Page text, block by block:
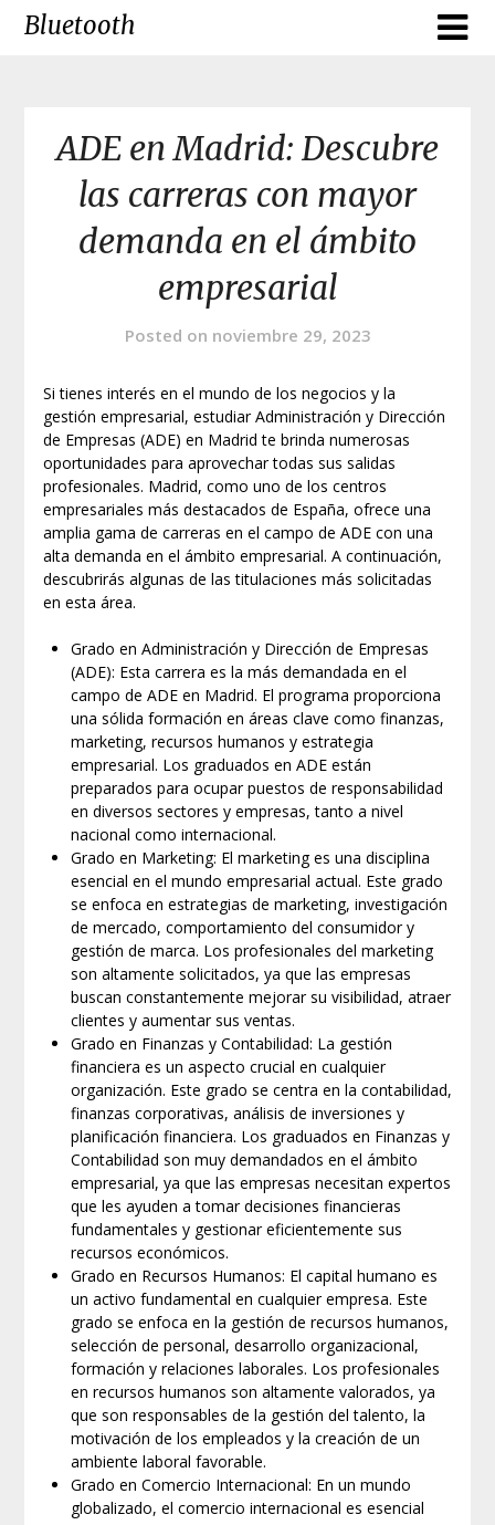
SkipBluetooth
ADE en Madrid: Descubre
las carreras con mayor
demanda en el ámbito
empresarial
Posted on noviembre 29, 2023
Si tienes interés en el mundo de los negocios y la
gestión empresarial, estudiar Administración y Dirección
de Empresas (ADE) en Madrid te brinda numerosas
oportunidades para aprovechar todas sus salidas
profesionales. Madrid, como uno de los centros
empresariales más destacados de España, ofrece una
amplia gama de carreras en el campo de ADE con una
alta demanda en el ámbito empresarial. A continuación,
descubrirás algunas de las titulaciones más solicitadas
en esta área.
Grado en Administración y Dirección de Empresas
(ADE): Esta carrera es la más demandada en el
campo de ADE en Madrid. El programa proporciona
una sólida formación en áreas clave como finanzas,
marketing, recursos humanos y estrategia
empresarial. Los graduados en ADE están
preparados para ocupar puestos de responsabilidad
en diversos sectores y empresas, tanto a nivel
nacional como internacional.
Grado en Marketing: El marketing es una disciplina
esencial en el mundo empresarial actual. Este grado
se enfoca en estrategias de marketing, investigación
de mercado, comportamiento del consumidor y
gestión de marca. Los profesionales del marketing
son altamente solicitados, ya que las empresas
buscan constantemente mejorar su visibilidad, atraer
clientes y aumentar sus ventas.
Grado en Finanzas y Contabilidad: La gestión
financiera es un aspecto crucial en cualquier
organización. Este grado se centra en la contabilidad,
finanzas corporativas, análisis de inversiones y
planificación financiera. Los graduados en Finanzas y
Contabilidad son muy demandados en el ámbito
empresarial, ya que las empresas necesitan expertos
que les ayuden a tomar decisiones financieras
fundamentales y gestionar eficientemente sus
recursos económicos.
Grado en Recursos Humanos: El capital humano es
un activo fundamental en cualquier empresa. Este
grado se enfoca en la gestión de recursos humanos,
selección de personal, desarrollo organizacional,
formación y relaciones laborales. Los profesionales
en recursos humanos son altamente valorados, ya
que son responsables de la gestión del talento, la
motivación de los empleados y la creación de un
ambiente laboral favorable.
Grado en Comercio Internacional: En un mundo
globalizado, el comercio internacional es esencial